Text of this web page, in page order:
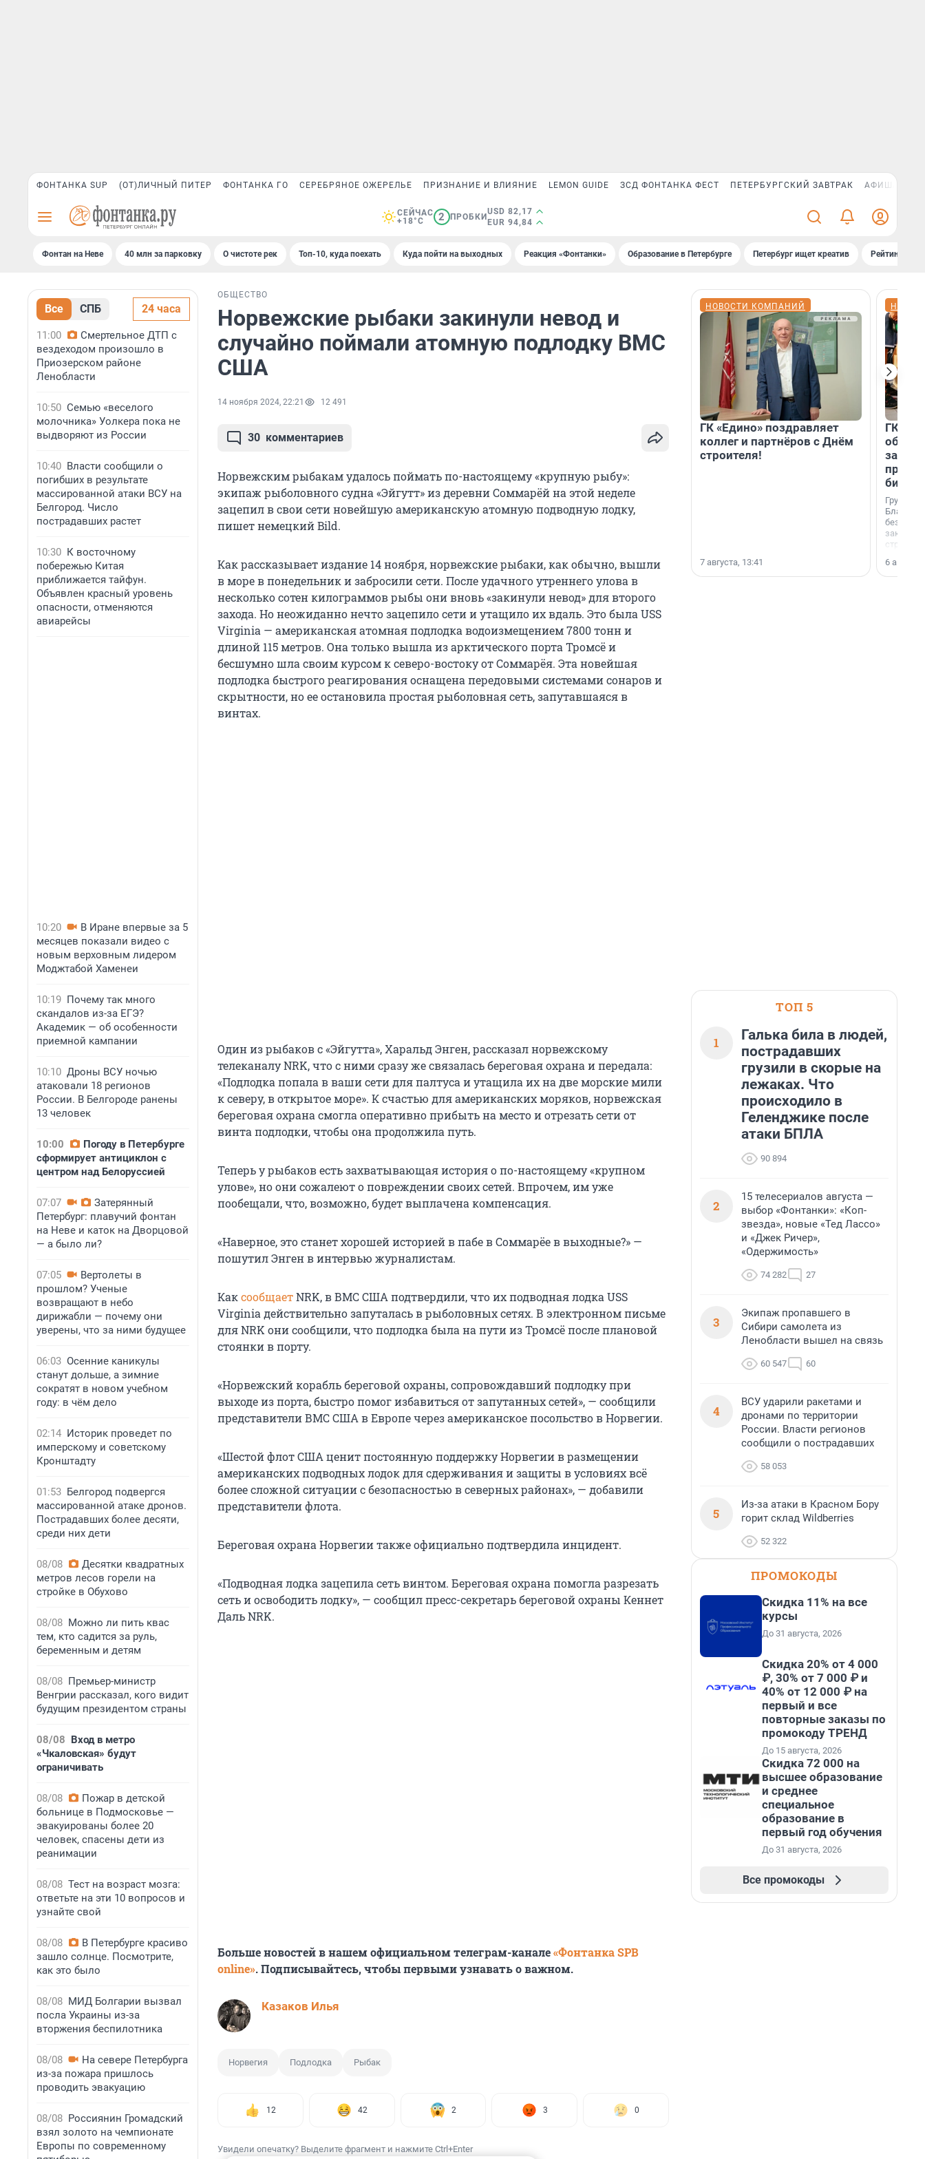
ФОНТАНКА SUP (ОТ)ЛИЧНЫЙ ПИТЕР ФОНТАНКА ГО СЕРЕБРЯНОЕ ОЖЕРЕЛЬЕ ПРИЗНАНИЕ И ВЛИЯНИЕ LEMON GUIDE ЗСД ФОНТАНКА ФЕСТ ПЕТЕРБУРГСКИЙ ЗАВТРАК АФИША PLUS
СЕЙЧАС
+18°C
2 ПРОБКИ
USD 82,17
EUR 94,84
Фонтан на Неве 40 млн за парковку О чистоте рек Топ-10, куда поехать Куда пойти на выходных Реакция «Фонтанки» Образование в Петербурге Петербург ищет креатив Рейтинги
Все СПБ 24 часа
11:00
Смертельное ДТП с
вездеходом произошло в
Приозерском районе
Ленобласти
10:50 Семью «веселого
молочника» Уолкера пока не
выдворяют из России
10:40 Власти сообщили о
погибших в результате
массированной атаки ВСУ на
Белгород. Число
пострадавших растет
10:30 К восточному
побережью Китая
приближается тайфун.
Объявлен красный уровень
опасности, отменяются
авиарейсы
10:20
В Иране впервые за 5
месяцев показали видео с
новым верховным лидером
Моджтабой Хаменеи
10:19 Почему так много
скандалов из-за ЕГЭ?
Академик — об особенности
приемной кампании
10:10 Дроны ВСУ ночью
атаковали 18 регионов
России. В Белгороде ранены
13 человек
10:00
Погоду в Петербурге
сформирует антициклон с
центром над Белоруссией
07:07
Затерянный
Петербург: плавучий фонтан
на Неве и каток на Дворцовой
— а было ли?
07:05
Вертолеты в
прошлом? Ученые
возвращают в небо
дирижабли — почему они
уверены, что за ними будущее
06:03 Осенние каникулы
станут дольше, а зимние
сократят в новом учебном
году: в чём дело
02:14 Историк проведет по
имперскому и советскому
Кронштадту
01:53 Белгород подвергся
массированной атаке дронов.
Пострадавших более десяти,
среди них дети
08/08
Десятки квадратных
метров лесов горели на
стройке в Обухово
08/08 Можно ли пить квас
тем, кто садится за руль,
беременным и детям
08/08 Премьер-министр
Венгрии рассказал, кого видит
будущим президентом страны
08/08 Вход в метро
«Чкаловская» будут
ограничивать
08/08
Пожар в детской
больнице в Подмосковье —
эвакуированы более 20
человек, спасены дети из
реанимации
08/08 Тест на возраст мозга:
ответьте на эти 10 вопросов и
узнайте свой
08/08
В Петербурге красиво
зашло солнце. Посмотрите,
как это было
08/08 МИД Болгарии вызвал
посла Украины из-за
вторжения беспилотника
08/08
На севере Петербурга
из-за пожара пришлось
проводить эвакуацию
08/08 Россиянин Громадский
взял золото на чемпионате
Европы по современному
ОБЩЕСТВО
Норвежские рыбаки закинули невод и
случайно поймали атомную подлодку ВМС
США
14 ноября 2024, 22:21 12 491
30 комментариев
Норвежским рыбакам удалось поймать по-настоящему «крупную рыбу»:
экипаж рыболовного судна «Эйгутт» из деревни Соммарёй на этой неделе
зацепил в свои сети новейшую американскую атомную подводную лодку,
пишет немецкий Bild.
Как рассказывает издание 14 ноября, норвежские рыбаки, как обычно, вышли
в море в понедельник и забросили сети. После удачного утреннего улова в
несколько сотен килограммов рыбы они вновь «закинули невод» для второго
захода. Но неожиданно нечто зацепило сети и утащило их вдаль. Это была USS
Virginia — американская атомная подлодка водоизмещением 7800 тонн и
длиной 115 метров. Она только вышла из арктического порта Тромсё и
бесшумно шла своим курсом к северо-востоку от Соммарёя. Эта новейшая
подлодка быстрого реагирования оснащена передовыми системами сонаров и
скрытности, но ее остановила простая рыболовная сеть, запутавшаяся в
винтах.
Один из рыбаков с «Эйгутта», Харальд Энген, рассказал норвежскому
телеканалу NRK, что с ними сразу же связалась береговая охрана и передала:
«Подлодка попала в ваши сети для палтуса и утащила их на две морские мили
к северу, в открытое море». К счастью для американских моряков, норвежская
береговая охрана смогла оперативно прибыть на место и отрезать сети от
винта подлодки, чтобы она продолжила путь.
Теперь у рыбаков есть захватывающая история о по-настоящему «крупном
улове», но они сожалеют о повреждении своих сетей. Впрочем, им уже
пообещали, что, возможно, будет выплачена компенсация.
«Наверное, это станет хорошей историей в пабе в Соммарёе в выходные?» —
пошутил Энген в интервью журналистам.
КаксообщаетNRK, в ВМС США подтвердили, что их подводная лодка USS
Virginia действительно запуталась в рыболовных сетях. В электронном письме
для NRK они сообщили, что подлодка была на пути из Тромсё после плановой
стоянки в порту.
«Норвежский корабль береговой охраны, сопровождавший подлодку при
выходе из порта, быстро помог избавиться от запутанных сетей», — сообщили
представители ВМС США в Европе через американское посольство в Норвегии.
«Шестой флот США ценит постоянную поддержку Норвегии в размещении
американских подводных лодок для сдерживания и защиты в условиях всё
более сложной ситуации с безопасностью в северных районах», — добавили
представители флота.
Береговая охрана Норвегии также официально подтвердила инцидент.
«Подводная лодка зацепила сеть винтом. Береговая охрана помогла разрезать
сеть и освободить лодку», — сообщил пресс-секретарь береговой охраны Кеннет
Даль NRK.
Больше новостей в нашем официальном телеграм-канале«Фонтанка SPB
online». Подписывайтесь, чтобы первыми узнавать о важном.
Казаков Илья
Норвегия Подлодка Рыбак
12 42 2 3 0
Увидели опечатку? Выделите фрагмент и нажмите Ctrl+Enter
НОВОСТИ КОМПАНИЙ
ГК «Едино» поздравляет
коллег и партнёров с Днём
строителя!
7 августа, 13:41
ГК
Группа
6
ТОП 5
1
Галька била в людей,
пострадавших
грузили в скорые на
лежаках. Что
происходило в
Геленджике после
атаки БПЛА
90 894
2
15 телесериалов августа —
выбор «Фонтанки»: «Коп-
звезда», новые «Тед Лассо»
и «Джек Ричер»,
«Одержимость»
74 282 27
3
Экипаж пропавшего в
Сибири самолета из
Ленобласти вышел на связь
60 547 60
4
ВСУ ударили ракетами и
дронами по территории
России. Власти регионов
сообщили о пострадавших
58 053
5
Из-за атаки в Красном Бору
горит склад Wildberries
52 322
ПРОМОКОДЫ
Скидка 11% на все
курсы
До 31 августа, 2026
Скидка 20% от 4 000
₽, 30% от 7 000 ₽ и
40% от 12 000 ₽ на
первый и все
повторные заказы по
промокоду ТРЕНД
До 15 августа, 2026
Скидка 72 000 на
высшее образование
и среднее
специальное
образование в
первый год обучения
До 31 августа, 2026
Все промокоды